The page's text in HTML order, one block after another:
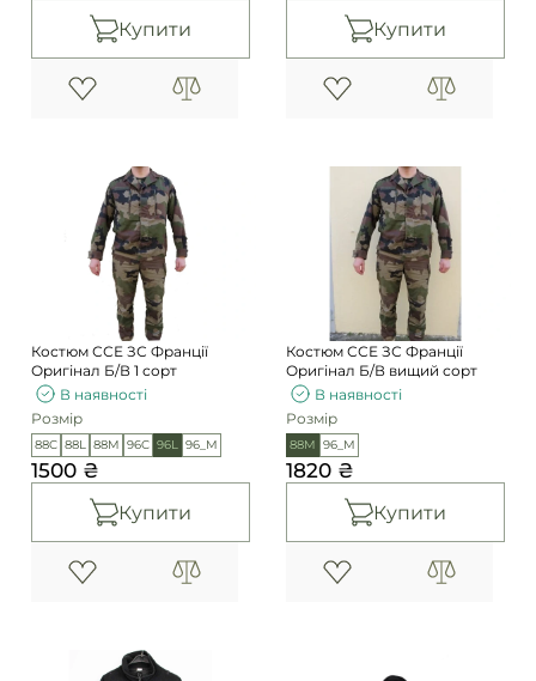
Купити Купити
Костюм ССЕ ЗС Франції
Оригінал Б/В 1 сорт
В наявності
Розмір
88C 88L 88M 96C 96L 96_М
1500 ₴
Купити
Костюм ССЕ ЗС Франції
Оригінал Б/В вищий сорт
В наявності
Розмір
88M 96_М
1820 ₴
Купити